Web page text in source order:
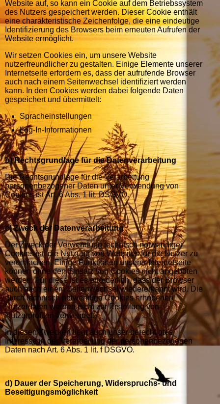
Website auf, so kann ein Cookie auf dem Betriebssystem
des Nutzers gespeichert werden. Dieser Cookie enthält
eine charakteristische Zeichenfolge, die eine eindeutige
Identifizierung des Browsers beim erneuten Aufrufen der
Website ermöglicht.
Wir setzen Cookies ein, um unsere Website
nutzerfreundlicher zu gestalten. Einige Elemente unserer
Internetseite erfordern es, dass der aufrufende Browser
auch nach einem Seitenwechsel identifiziert werden
kann. In den Cookies werden dabei folgende Daten
gespeichert und übermittelt:
Spracheinstellungen
Log-In-Informationen
b) Rechtsgrundlage für die Datenverarbeitung
Die Rechtsgrundlage für die Verarbeitung
personenbezogener Daten unter Verwendung von
Cookies ist Art. 6 Abs. 1 lit. DSGVO.
c) Zweck der Datenverarbeitung
Der Zweck der Verwendung technisch notwendiger
Cookies ist, die Nutzung von Websites für die Nutzer zu
vereinfachen. Einige Funktionen unserer Internetseite
können ohne den Einsatz von Cookies nicht angeboten
werden. Für diese ist es erforderlich, dass der Browser
auch nach einem Seitenwechsel wiedererkannt wird. Die
durch technisch notwendige Cookies erhobenen
Nutzerdaten werden nicht zur Erstellung von
Nutzerprofilen verwendet.
In diesen Zwecken liegt auch unser berechtigtes
Interesse in der Verarbeitung der personenbezogenen
Daten nach Art. 6 Abs. 1 lit. f DSGVO.
d) Dauer der Speicherung, Widerspruchs- und
Beseitigungsmöglichkeit